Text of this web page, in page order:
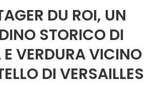
DU ROI, UN
STORICO DI
E VERDURA VICINO
DI VERSAILLES